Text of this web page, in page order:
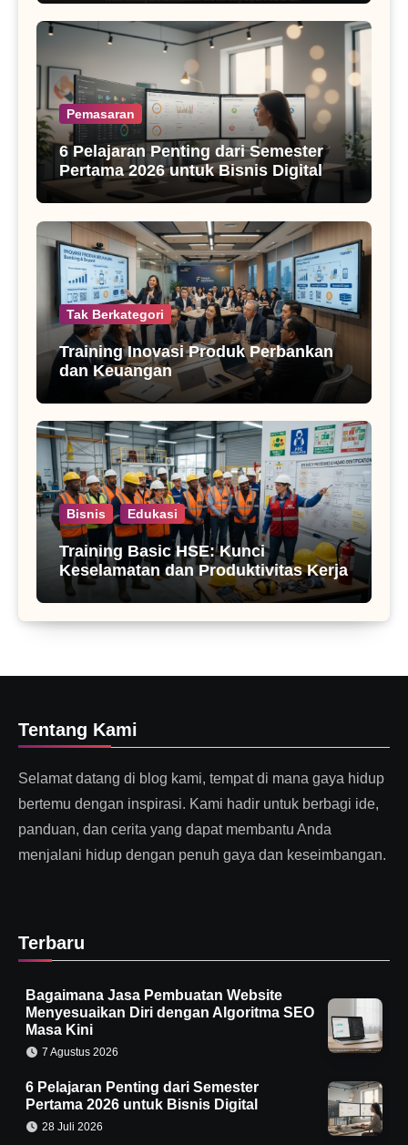
Pemasaran
6 Pelajaran Penting dari Semester
Pertama 2026 untuk Bisnis Digital
Tak Berkategori
Training Inovasi Produk Perbankan
dan Keuangan
Bisnis Edukasi
Training Basic HSE: Kunci
Keselamatan dan Produktivitas Kerja
Tentang Kami
Selamat datang di blog kami, tempat di mana gaya hidup
bertemu dengan inspirasi. Kami hadir untuk berbagi ide,
panduan, dan cerita yang dapat membantu Anda
menjalani hidup dengan penuh gaya dan keseimbangan.
Terbaru
Bagaimana Jasa Pembuatan Website
Menyesuaikan Diri dengan Algoritma SEO
Masa Kini
7 Agustus 2026
6 Pelajaran Penting dari Semester
Pertama 2026 untuk Bisnis Digital
28 Juli 2026